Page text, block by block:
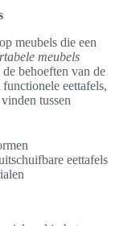
meubels die een
meubels
behoeften van de
eettafels,
tussen
eettafels